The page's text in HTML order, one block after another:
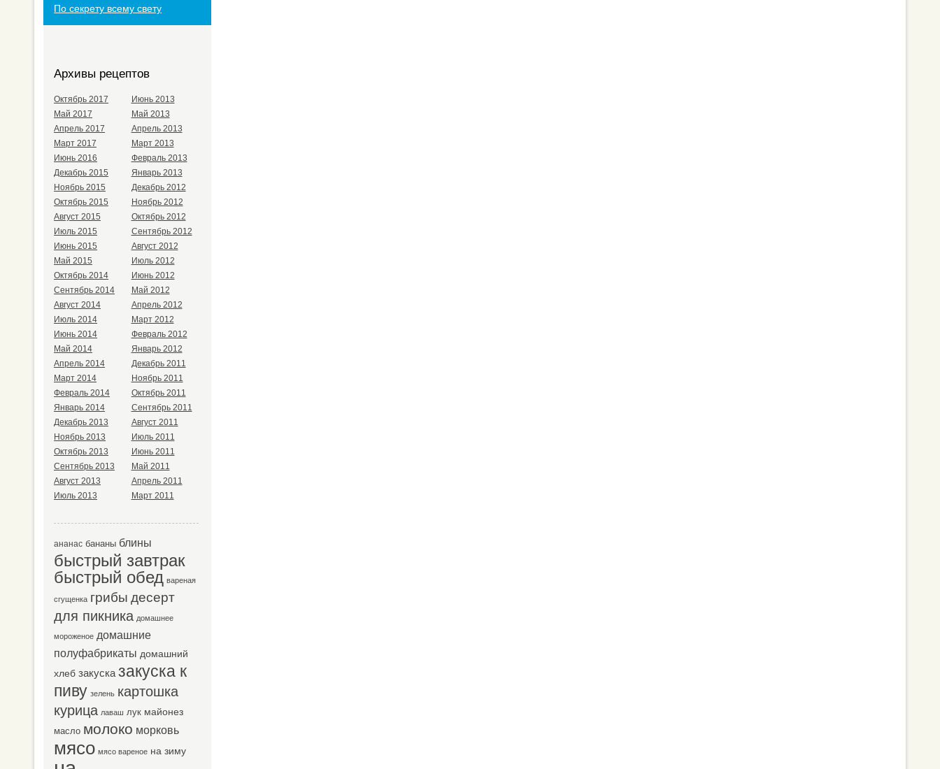
По секрету всему свету
Архивы рецептов
Октябрь 2017
Май 2017
Апрель 2017
Март 2017
Июнь 2016
Декабрь 2015
Ноябрь 2015
Октябрь 2015
Август 2015
Июль 2015
Июнь 2015
Май 2015
Октябрь 2014
Сентябрь 2014
Август 2014
Июль 2014
Июнь 2014
Май 2014
Апрель 2014
Март 2014
Февраль 2014
Январь 2014
Декабрь 2013
Ноябрь 2013
Октябрь 2013
Сентябрь 2013
Август 2013
Июль 2013
Июнь 2013
Май 2013
Апрель 2013
Март 2013
Февраль 2013
Январь 2013
Декабрь 2012
Ноябрь 2012
Октябрь 2012
Сентябрь 2012
Август 2012
Июль 2012
Июнь 2012
Май 2012
Апрель 2012
Март 2012
Февраль 2012
Январь 2012
Декабрь 2011
Ноябрь 2011
Октябрь 2011
Сентябрь 2011
Август 2011
Июль 2011
Июнь 2011
Май 2011
Апрель 2011
Март 2011
ананас бананы блины
быстрый завтрак
быстрый обед вареная
сгущенка грибы десерт
для пикника домашнее
мороженое домашние
полуфабрикаты домашний
хлеб закуска закуска к
пиву зелень картошка
курица лаваш лук майонез
масло молоко морковь
мясо мясо вареное на зиму